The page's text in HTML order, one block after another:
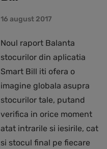
16 august 2017
Noul raport Balanta
stocurilor din aplicatia
Smart Bill iti ofera o
imagine globala asupra
stocurilor tale, putand
verifica in orice moment
atat intrarile si iesirile, cat
si stocul final pe fiecare